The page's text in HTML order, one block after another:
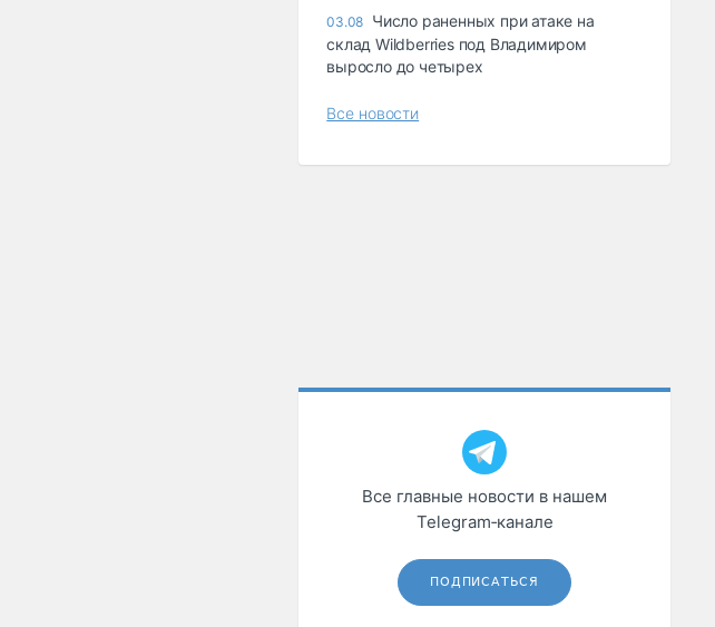
03.08 Число раненных при атаке на
склад Wildberries под Владимиром
выросло до четырех
Все новости
Все главные новости в нашем
Telegram‑канале
ПОДПИСАТЬСЯ